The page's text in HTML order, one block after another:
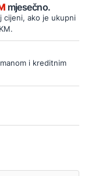
mjesečno.
cijeni, ako je ukupni
i kreditnim